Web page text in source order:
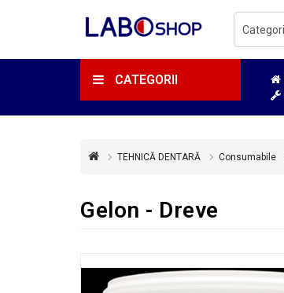
CATEGORII
TEHNICĂ DENTARĂ Consumabile
Gelon - Dreve